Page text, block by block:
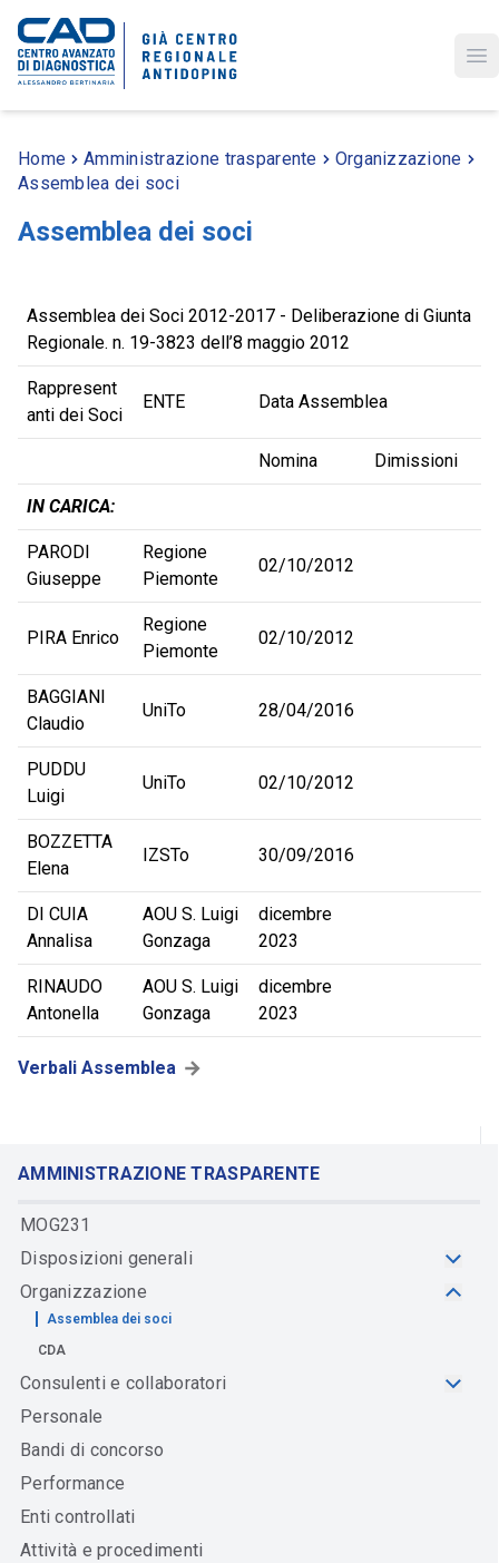
AMMINISTRAZIONE TRASPARENTE
MOG231
Disposizioni generali
Organizzazione
Assemblea dei soci
CDA
Consulenti e collaboratori
Personale
Bandi di concorso
Performance
Enti controllati
Attività e procedimenti
Home Amministrazione trasparente
Organizzazione
Assemblea dei soci
Assemblea dei soci
Assemblea dei Soci 2012-2017 - Deliberazione di Giunta
Regionale. n. 19-3823 dell’8 maggio 2012
Rappresent
anti dei Soci
ENTE Data Assemblea
Nomina Dimissioni
IN CARICA:
PARODI
Giuseppe
Regione
Piemonte
02/10/2012
PIRA Enrico
Regione
Piemonte
02/10/2012
BAGGIANI
Claudio
UniTo 28/04/2016
PUDDU
Luigi
UniTo 02/10/2012
BOZZETTA
Elena
IZSTo 30/09/2016
DI CUIA
Annalisa
AOU S. Luigi
Gonzaga
dicembre
2023
RINAUDO
Antonella
AOU S. Luigi
Gonzaga
dicembre
2023
Verbali Assemblea